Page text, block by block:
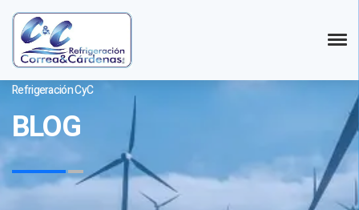
Refrigeración CyC
BLOG